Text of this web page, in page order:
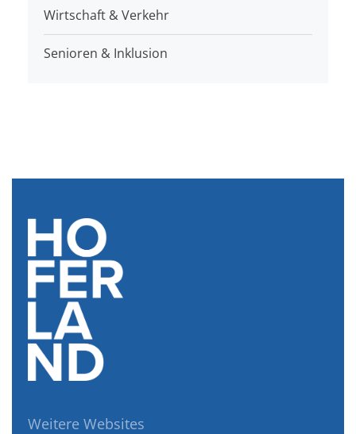
Wirtschaft & Verkehr
Senioren & Inklusion
Weitere Websites